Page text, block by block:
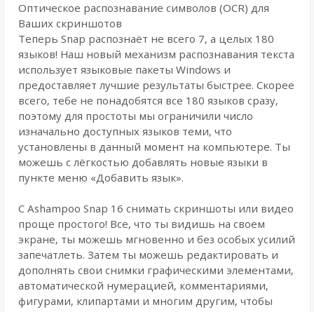
Оптическое распознавание символов (OCR) для
Ваших скриншотов
Теперь Snap распознаёт не всего 7, а целых 180
языков! Наш новый механизм распознавания текста
использует языковые пакеты Windows и
предоставляет лучшие результаты быстрее. Скорее
всего, тебе не понадобятся все 180 языков сразу,
поэтому для простоты мы ограничили число
изначально доступных языков теми, что
установлены в данный момент на компьютере. Ты
можешь с лёгкостью добавлять новые языки в
пункте меню «Добавить язык».
С Ashampoo Snap 16 снимать скриншоты или видео
проще простого! Все, что ты видишь на своем
экране, ты можешь мгновенно и без особых усилий
запечатлеть. Затем ты можешь редактировать и
дополнять свои снимки графическими элементами,
автоматической нумерацией, комментариями,
фигурами, клипартами и многим другим, чтобы